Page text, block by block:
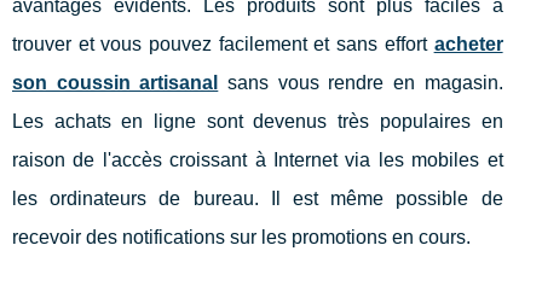
avantages évidents. Les produits sont plus faciles à
trouver et vous pouvez facilement et sans effort acheter
son coussin artisanal
sans vous rendre en magasin.
Les achats en ligne sont devenus très populaires en
raison de l'accès croissant à Internet via les mobiles et
les ordinateurs de bureau. Il est même possible de
recevoir des notifications sur les promotions en cours.